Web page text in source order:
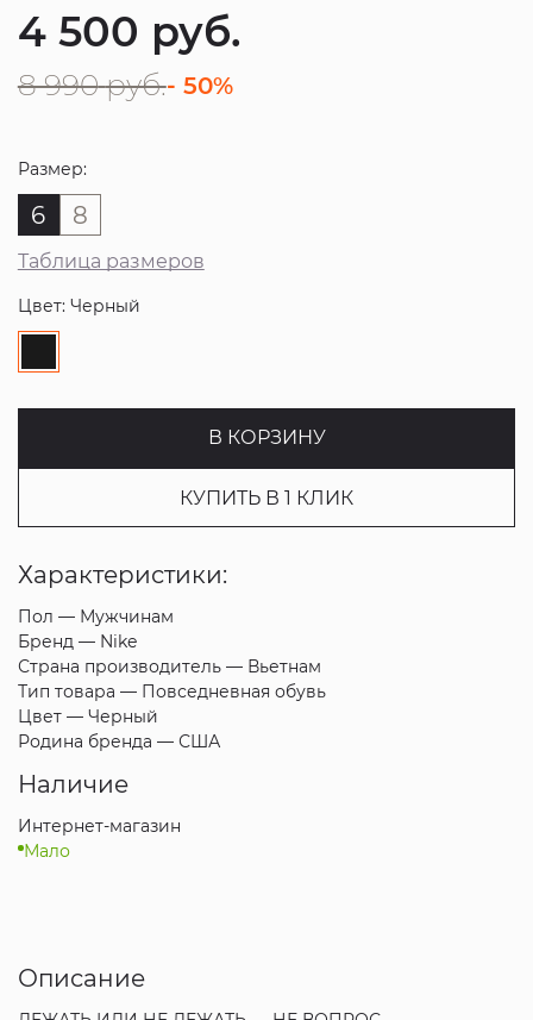
4 500 руб.
8 990 руб.- 50%
Размер:
6 8
Таблица размеров
Цвет: Черный
В КОРЗИНУ
КУПИТЬ В 1 КЛИК
Характеристики:
Пол — Мужчинам
Бренд — Nike
Страна производитель — Вьетнам
Тип товара — Повседневная обувь
Цвет — Черный
Родина бренда — США
Наличие
Интернет-магазин
Мало
Описание